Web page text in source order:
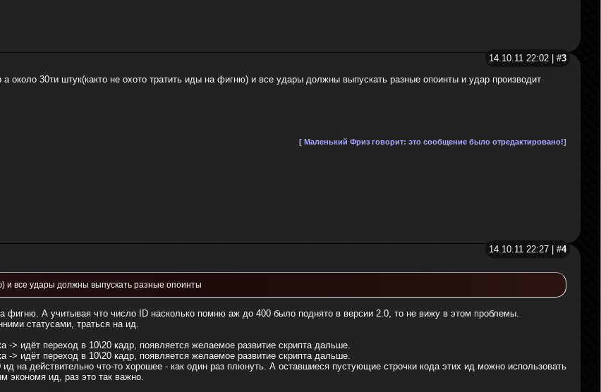
14.10.11 22:02 | #3
около 30ти штук(както не охото тратить иды на фигню) и все удары должны выпускать разные опоинты и удар производит
[ Маленький Фриз говорит: это сообщение было отредактировано!]
14.10.11 22:27 | #4
и все удары должны выпускать разные опоинты
фигню. А учитывая что число ID насколько помню аж до 400 было поднято в версии 2.0, то не вижу в этом проблемы.
статусами, траться на ид.
-> идёт переход в 10\20 кадр, появляется желаемое развитие скрипта дальше.
-> идёт переход в 10\20 кадр, появляется желаемое развитие скрипта дальше.
ид на действительно что-то хорошее - как один раз плюнуть. А оставшиеся пустующие строчки кода этих ид можно использовать
экономя ид, раз это так важно.